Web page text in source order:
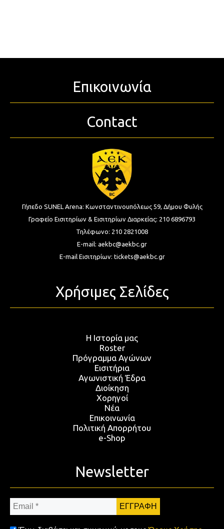
Επικοινωνία
Contact
Γήπεδο SUNEL Arena: Κωνσταντινουπόλεως 59, Δήμου Φυλής
Γραφείο Εισιτηρίων & Εισιτηρίων Διαρκείας: 210 6896793
Τηλέφωνο: 210 2821008
E-mail: aekbc@aekbc.gr
E-mail Εισιτηρίων: tickets@aekbc.gr
Χρήσιμες Σελίδες
Η Ιστορία μας
Roster
Πρόγραμμα Αγώνων
Εισιτήρια
Αγωνιστική Έδρα
Διοίκηση
Χορηγοί
Νέα
Επικοινωνία
Πολιτική Απορρήτου
e-Shop
Newsletter
Email
*